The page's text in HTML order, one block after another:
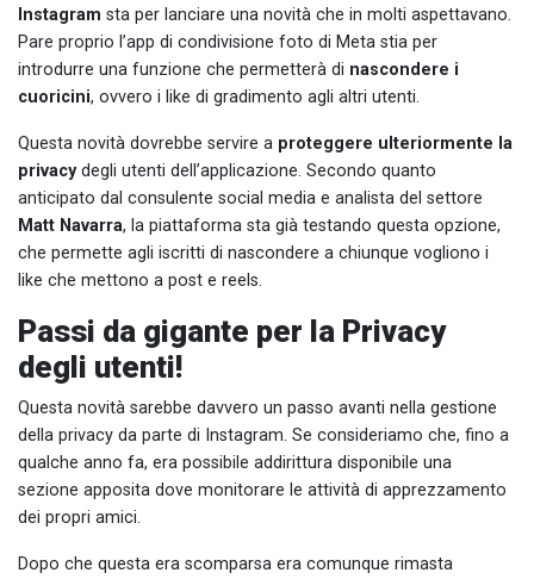
Instagram sta per lanciare una novità che in molti aspettavano.
Pare proprio l’app di condivisione foto di Meta stia per
introdurre una funzione che permetterà di nascondere i
cuoricini, ovvero i like di gradimento agli altri utenti.
Questa novità dovrebbe servire a proteggere ulteriormente la
privacydegli utenti dell’applicazione. Secondo quanto
anticipato dal consulente social media e analista del settore
Matt Navarra, la piattaforma sta già testando questa opzione,
che permette agli iscritti di nascondere a chiunque vogliono i
like che mettono a post e reels.
Passi da gigante per la Privacy
degli utenti!
Questa novità sarebbe davvero un passo avanti nella gestione
della privacy da parte di Instagram. Se consideriamo che, fino a
qualche anno fa, era possibile addirittura disponibile una
sezione apposita dove monitorare le attività di apprezzamento
dei propri amici.
Dopo che questa era scomparsa era comunque rimasta